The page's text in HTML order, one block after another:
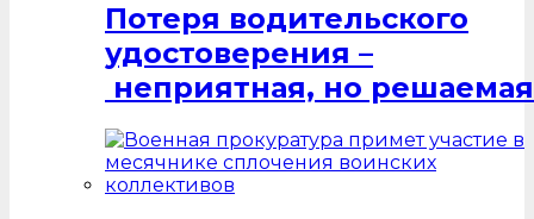
Потеря водительского
удостоверения –
неприятная, но